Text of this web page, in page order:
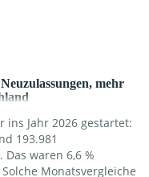
mehr
Jahr 2026 gestartet:
193.981
waren 6,6 %
Monatsvergleiche